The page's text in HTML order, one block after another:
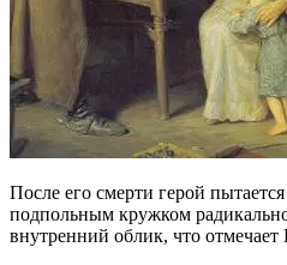
После его смерти герой
подпольным кружком
внутренний облик, что